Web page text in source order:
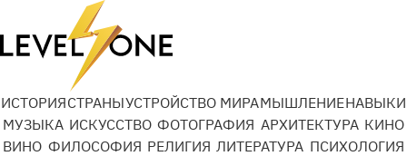
ИСТОРИЯСТРАНЫУСТРОЙСТВО МИРАМЫШЛЕНИЕНАВЫКИ
МУЗЫКА ИСКУССТВО ФОТОГРАФИЯ АРХИТЕКТУРА КИНО
ВИНО ФИЛОСОФИЯ РЕЛИГИЯ ЛИТЕРАТУРА ПСИХОЛОГИЯ